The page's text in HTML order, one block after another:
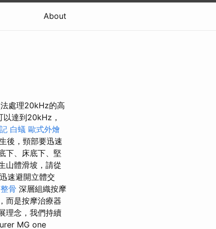
About
處理20kHz的高
達到20kHz，
白蟻 歐式外燴
後，頸部要迅速
下、床底下、堅
山體滑坡，請從
速避開立體交
骨 深層組織按摩
而是按摩治療器
理念，我們持續
MG one